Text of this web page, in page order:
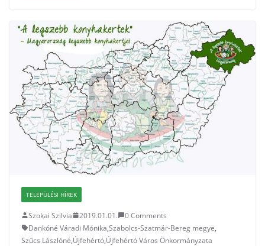
TELEPÜLÉSI HÍREK
Szokai Szilvia 2019.01.01.
0 Comments
Dankóné Váradi Mónika,Szabolcs-Szatmár-Bereg megye,
Szűcs Lászlóné,Újfehértó,Újfehértó Város Önkormányzata